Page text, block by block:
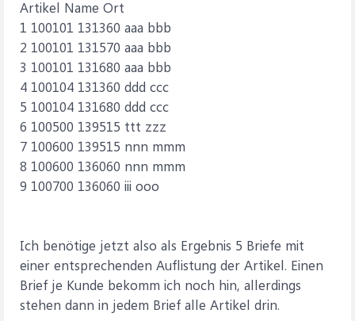
Artikel Name Ort
1 100101 131360 aaa bbb
2 100101 131570 aaa bbb
3 100101 131680 aaa bbb
4 100104 131360 ddd ccc
5 100104 131680 ddd ccc
6 100500 139515 ttt zzz
7 100600 139515 nnn mmm
8 100600 136060 nnn mmm
9 100700 136060 iii ooo
Ich benötige jetzt also als Ergebnis 5 Briefe mit
einer entsprechenden Auflistung der Artikel. Einen
Brief je Kunde bekomm ich noch hin, allerdings
stehen dann in jedem Brief alle Artikel drin.